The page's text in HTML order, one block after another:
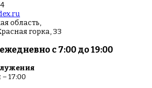
область,
горка, 33
с 7:00 до 19:00
17:00